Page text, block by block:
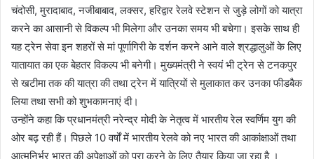
चंदोसी, मुरादाबाद, नजीबाबाद, लक्सर, हरिद्वार रेलवे स्टेशन से जुड़े लोगों को यात्रा
करने का आसानी से विकल्प भी मिलेगा और उनका समय भी बचेगा। इसके साथ ही
यह ट्रेन सेवा इन शहरों से मां पूर्णागिरी के दर्शन करने आने वाले श्रद्धालुओं के लिए
यातायात का एक बेहतर विकल्प भी बनेगी। मुख्यमंत्री ने स्वयं भी ट्रेन से टनकपुर
से खटीमा तक की यात्रा की तथा ट्रेन में यात्रियों से मुलाकात कर उनका फीडबैक
लिया तथा सभी को शुभकामनाएं दी।
उन्होंने कहा कि प्रधानमंत्री नरेन्द्र मोदी के नेतृत्व में भारतीय रेल स्वर्णिम युग की
ओर बढ़ रही हैं। पिछले 10 वर्षों में भारतीय रेलवे को नए भारत की आकांक्षाओं तथा
आत्मनिर्भर भारत की अपेक्षाओं को पूरा करने के लिए तैयार किया जा रहा है ।